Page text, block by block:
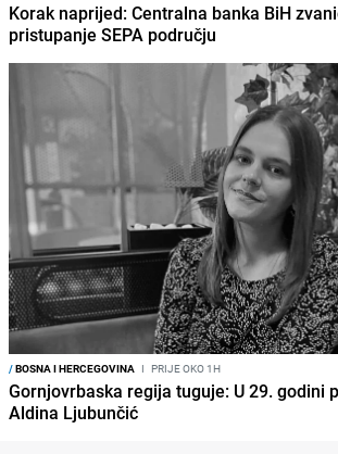
Korak naprijed: Centralna banka BiH
pristupanje SEPA području
/BOSNA I HERCEGOVINA I PRIJE OKO 1H
Gornjovrbaska regija tuguje: U 29. godini
Aldina Ljubunčić